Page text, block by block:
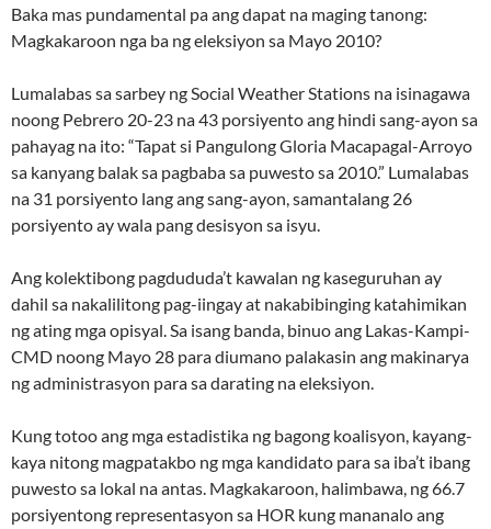
Baka mas pundamental pa ang dapat na maging tanong:
Magkakaroon nga ba ng eleksiyon sa Mayo 2010?
Lumalabas sa sarbey ng Social Weather Stations na isinagawa
noong Pebrero 20-23 na 43 porsiyento ang hindi sang-ayon sa
pahayag na ito: “Tapat si Pangulong Gloria Macapagal-Arroyo
sa kanyang balak sa pagbaba sa puwesto sa 2010.” Lumalabas
na 31 porsiyento lang ang sang-ayon, samantalang 26
porsiyento ay wala pang desisyon sa isyu.
Ang kolektibong pagdududa’t kawalan ng kaseguruhan ay
dahil sa nakalilitong pag-iingay at nakabibinging katahimikan
ng ating mga opisyal. Sa isang banda, binuo ang Lakas-Kampi-
CMD noong Mayo 28 para diumano palakasin ang makinarya
ng administrasyon para sa darating na eleksiyon.
Kung totoo ang mga estadistika ng bagong koalisyon, kayang-
kaya nitong magpatakbo ng mga kandidato para sa iba’t ibang
puwesto sa lokal na antas. Magkakaroon, halimbawa, ng 66.7
porsiyentong representasyon sa HOR kung mananalo ang